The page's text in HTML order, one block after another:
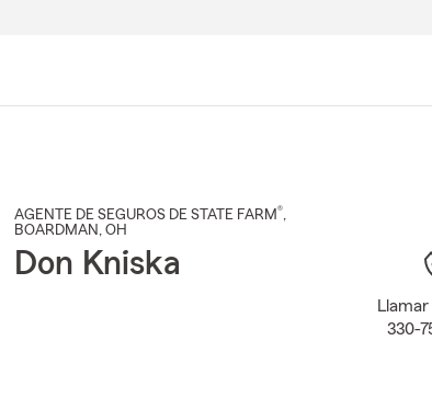
AGENTE DE SEGUROS DE STATE FARM®,
BOARDMAN , OH
Don Kniska
330-